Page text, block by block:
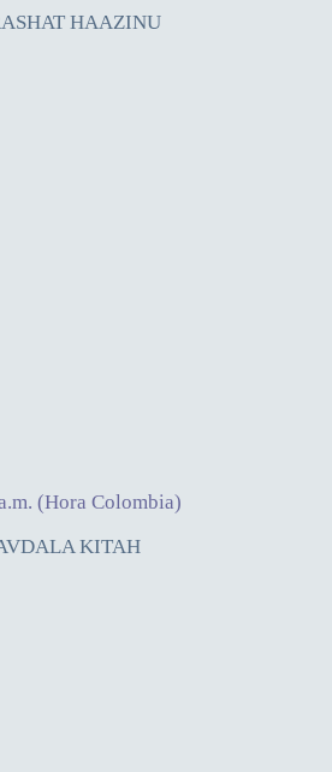
HAAZINU
(Hora Colombia)
KITAH